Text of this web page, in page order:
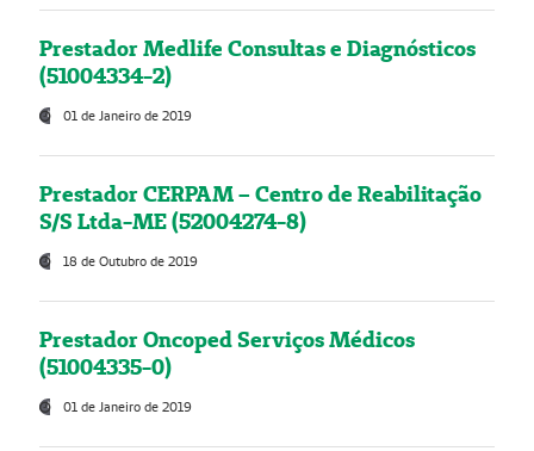
Prestador Medlife Consultas e Diagnósticos
(51004334-2)
01 de Janeiro de 2019
Prestador CERPAM – Centro de Reabilitação
S/S Ltda-ME (52004274-8)
18 de Outubro de 2019
Prestador Oncoped Serviços Médicos
(51004335-0)
01 de Janeiro de 2019